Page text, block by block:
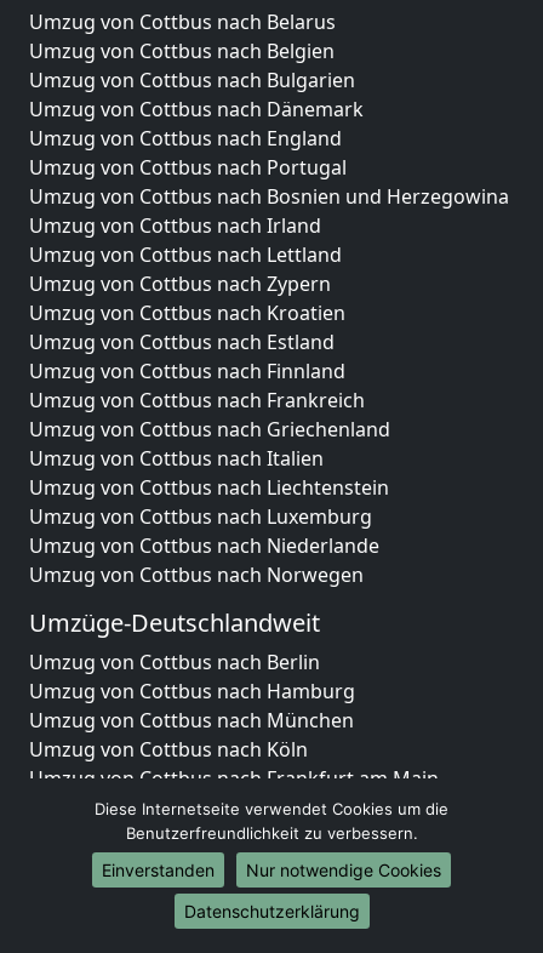
Umzug von Cottbus nach Belarus
Umzug von Cottbus nach Belgien
Umzug von Cottbus nach Bulgarien
Umzug von Cottbus nach Dänemark
Umzug von Cottbus nach England
Umzug von Cottbus nach Portugal
Umzug von Cottbus nach Bosnien und Herzegowina
Umzug von Cottbus nach Irland
Umzug von Cottbus nach Lettland
Umzug von Cottbus nach Zypern
Umzug von Cottbus nach Kroatien
Umzug von Cottbus nach Estland
Umzug von Cottbus nach Finnland
Umzug von Cottbus nach Frankreich
Umzug von Cottbus nach Griechenland
Umzug von Cottbus nach Italien
Umzug von Cottbus nach Liechtenstein
Umzug von Cottbus nach Luxemburg
Umzug von Cottbus nach Niederlande
Umzug von Cottbus nach Norwegen
Umzüge-Deutschlandweit
Umzug von Cottbus nach Berlin
Umzug von Cottbus nach Hamburg
Umzug von Cottbus nach München
Umzug von Cottbus nach Köln
Umzug von Cottbus nach Frankfurt am Main
Umzug von Cottbus nach Stuttgart
Umzug von Cottbus nach Düsseldorf
Umzug von Cottbus nach Leipzig
Umzug von Cottbus nach Dortmund
Umzug von Cottbus nach Essen
Diese Internetseite verwendet Cookies um die
Benutzerfreundlichkeit zu verbessern.
Einverstanden
Nur notwendige Cookies
Datenschutzerklärung